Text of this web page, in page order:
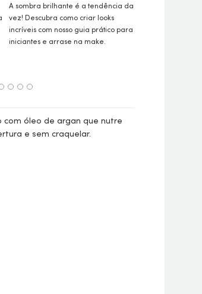
A sombra brilhante é a tendência da
vez! Descubra como criar looks
incríveis com nosso guia prático para
iniciantes e arrase na make.
óleo de argan que nutre
e sem craquelar.